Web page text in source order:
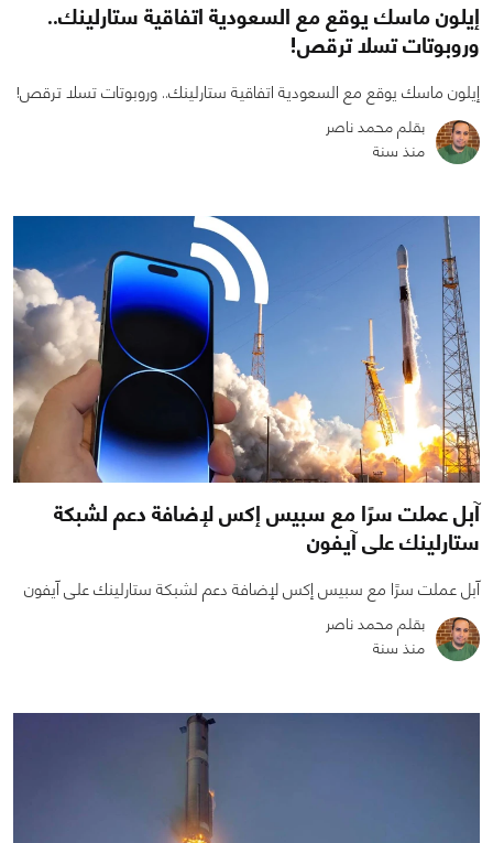
0
إيلون ماسك يوقع مع السعودية اتفاقية ستارلينك..
وروبوتات تسلا ترقص!
إيلون ماسك يوقع مع السعودية اتفاقية ستارلينك.. وروبوتات تسلا ترقص!
بقلم محمد ناصر
منذ سنة
آبل عملت سرًا مع سبيس إكس لإضافة دعم لشبكة
ستارلينك على آيفون
آبل عملت سرًا مع سبيس إكس لإضافة دعم لشبكة ستارلينك على آيفون
بقلم محمد ناصر
منذ سنة